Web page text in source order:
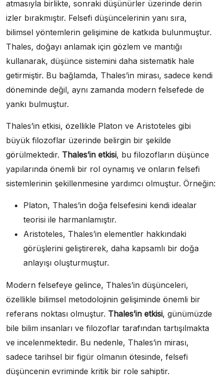
atmasıyla birlikte, sonraki düşünürler üzerinde derin
izler bırakmıştır. Felsefi düşüncelerinin yanı sıra,
bilimsel yöntemlerin gelişimine de katkıda bulunmuştur.
Thales, doğayı anlamak için gözlem ve mantığı
kullanarak, düşünce sistemini daha sistematik hale
getirmiştir. Bu bağlamda, Thales’in mirası, sadece kendi
döneminde değil, aynı zamanda modern felsefede de
yankı bulmuştur.
Thales’in etkisi, özellikle Platon ve Aristoteles gibi
büyük filozoflar üzerinde belirgin bir şekilde
görülmektedir. Thales’in etkisi, bu filozofların düşünce
yapılarında önemli bir rol oynamış ve onların felsefi
sistemlerinin şekillenmesine yardımcı olmuştur. Örneğin:
Platon, Thales’in doğa felsefesini kendi idealar
teorisi ile harmanlamıştır.
Aristoteles, Thales’in elementler hakkındaki
görüşlerini geliştirerek, daha kapsamlı bir doğa
anlayışı oluşturmuştur.
Modern felsefeye gelince, Thales’in düşünceleri,
özellikle bilimsel metodolojinin gelişiminde önemli bir
referans noktası olmuştur. Thales’in etkisi, günümüzde
bile bilim insanları ve filozoflar tarafından tartışılmakta
ve incelenmektedir. Bu nedenle, Thales’in mirası,
sadece tarihsel bir figür olmanın ötesinde, felsefi
düşüncenin evriminde kritik bir role sahiptir.